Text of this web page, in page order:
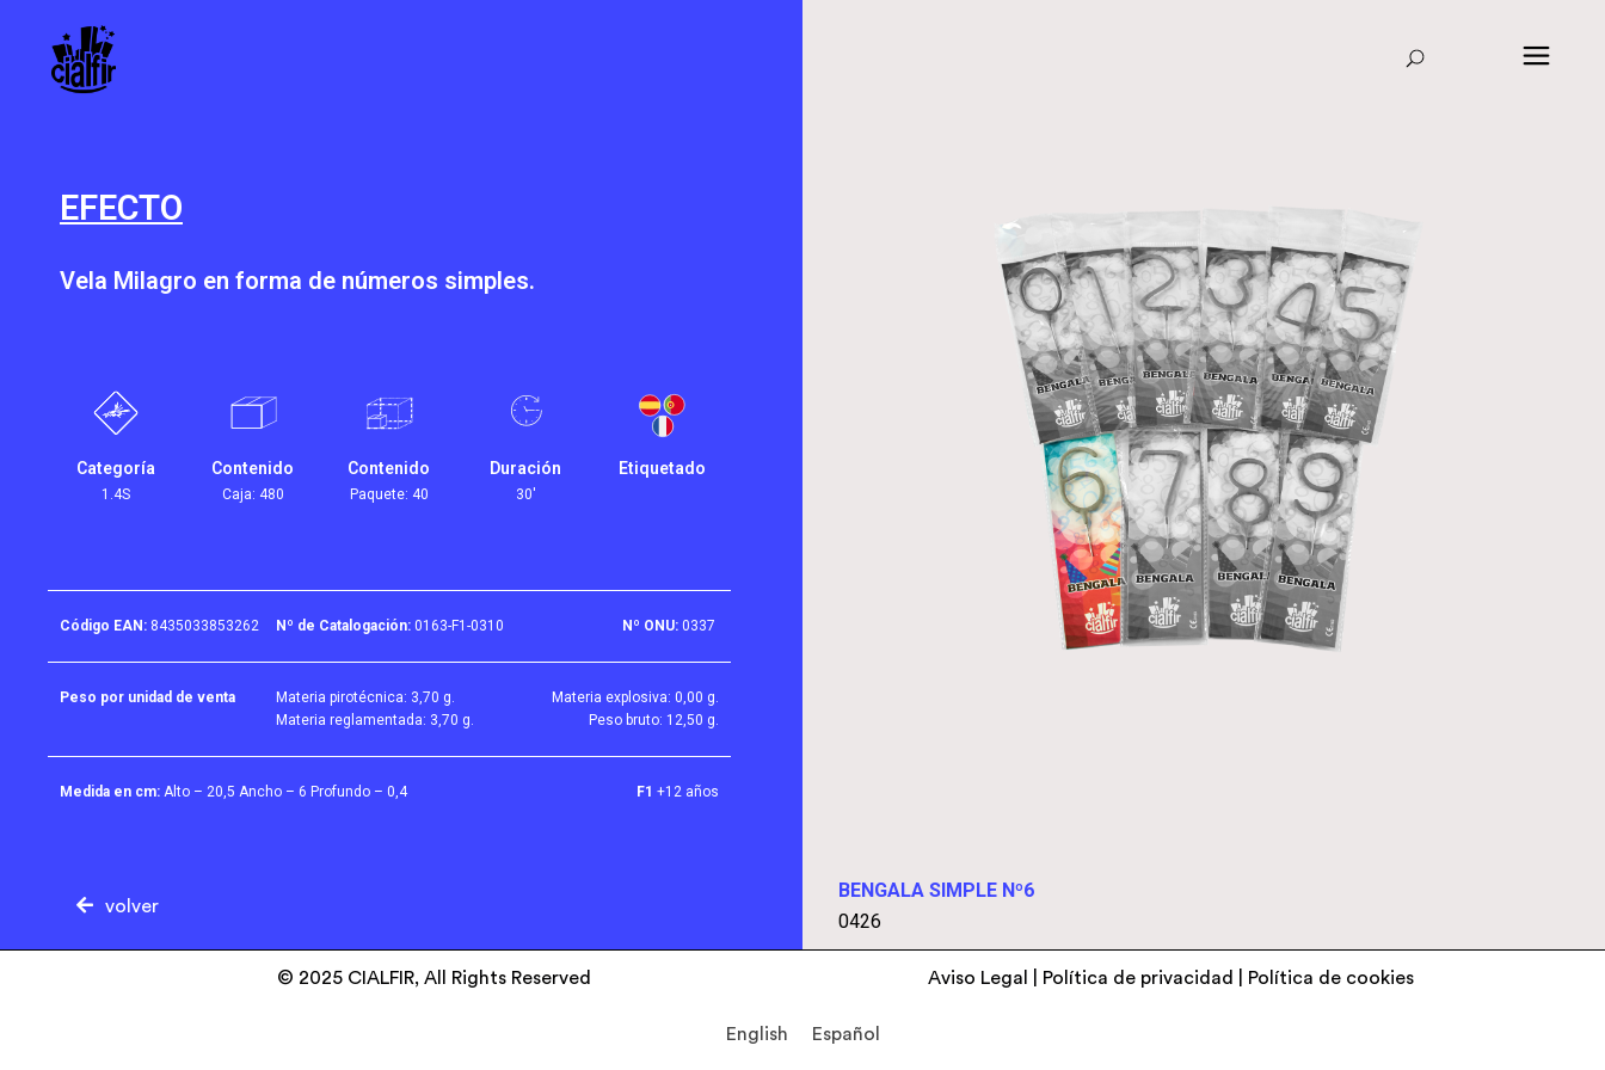
EFECTO
Vela Milagro en forma de números simples.
Categoría
1.4S
Contenido
Caja: 480
Contenido
Paquete: 40
Duración
30'
Etiquetado
Código EAN: 8435033853262 Nº de Catalogación:0163-F1-0310 Nº ONU:0337
Peso por unidad de venta
Materia pirotécnica: 3,70 g.
Materia reglamentada: 3,70 g.
Materia explosiva: 0,00 g.
Peso bruto: 12,50 g.
Medida en cm: Alto – 20,5 Ancho – 6 Profundo – 0,4 F1 +12 años
volver
BENGALA SIMPLE Nº6
0426
© 2025 CIALFIR, All Rights Reserved Aviso Legal Política de privacidad Política de cookies
English Español